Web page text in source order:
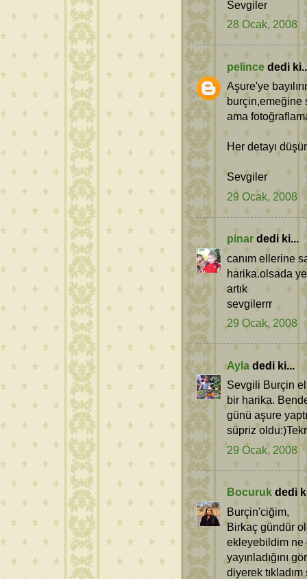
Sevgiler
28 Ocak, 2008
pelince dedi
Aşure'ye
burçin,emeğine
ama
Her detayı
Sevgiler
29 Ocak, 2008
pinar dedi ki...
canım ellerine
harika.olsada
artık
sevgilerrr
29 Ocak, 2008
Ayla dedi ki...
Sevgili Burçin
bir harika.
günü aşure
süpriz
29 Ocak, 2008
Bocuruk dedi
Burçin'ciğim,
Birkaç gündür
ekleyebildim ne
yayınladığını
diyerek tıkladım